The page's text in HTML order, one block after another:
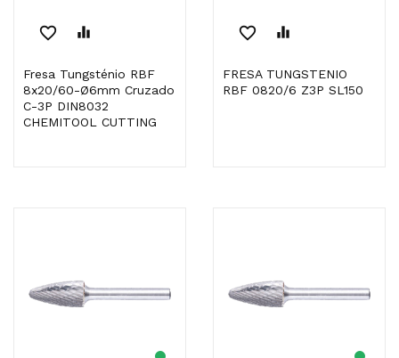
favorite_border equalizer
Fresa Tungsténio RBF
8x20/60-Ø6mm Cruzado
C-3P DIN8032
CHEMITOOL CUTTING
favorite_border equalizer
FRESA TUNGSTENIO
RBF 0820/6 Z3P SL150